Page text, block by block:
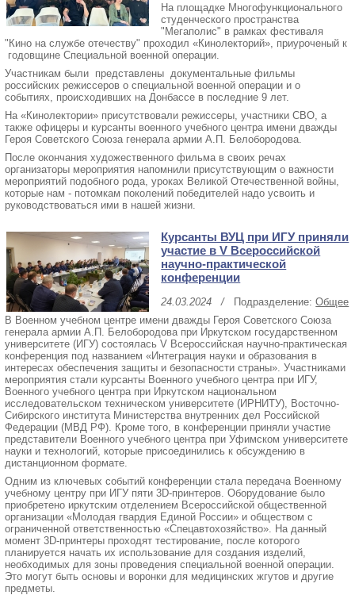
На площадке Многофункционального
студенческого пространства
"Мегаполис" в рамках фестиваля
"Кино на службе отечеству" проходил «Кинолекторий», приуроченый к
годовщине Специальной военной операции.
Участникам были представлены документальные фильмы
российских режиссеров о специальной военной операции и о
событиях, происходивших на Донбассе в последние 9 лет.
На «Кинолектории» присутствовали режиссеры, участники СВО, а
также офицеры и курсанты военного учебного центра имени дважды
Героя Советского Союза генерала армии А.П. Белобородова.
После окончания художественного фильма в своих речах
организаторы мероприятия напомнили присутствующим о важности
мероприятий подобного рода, уроках Великой Отечественной войны,
которые нам - потомкам поколений победителей надо усвоить и
руководствоваться ими в нашей жизни.
Курсанты ВУЦ при ИГУ приняли
участие в V Всероссийской
научно-практической
конференции
24.03.2024 /Подразделение:Общее
В Военном учебном центре имени дважды Героя Советского Союза
генерала армии А.П. Белобородова при Иркутском государственном
университете (ИГУ) состоялась V Всероссийская научно-практическая
конференция под названием «Интеграция науки и образования в
интересах обеспечения защиты и безопасности страны». Участниками
мероприятия стали курсанты Военного учебного центра при ИГУ,
Военного учебного центра при Иркутском национальном
исследовательском техническом университете (ИРНИТУ), Восточно-
Сибирского института Министерства внутренних дел Российской
Федерации (МВД РФ). Кроме того, в конференции приняли участие
представители Военного учебного центра при Уфимском университете
науки и технологий, которые присоединились к обсуждению в
дистанционном формате.
Одним из ключевых событий конференции стала передача Военному
учебному центру при ИГУ пяти 3D-принтеров. Оборудование было
приобретено иркутским отделением Всероссийской общественной
организации «Молодая гвардия Единой России» и обществом с
ограниченной ответственностью «Спецавтохозяйство». На данный
момент 3D-принтеры проходят тестирование, после которого
планируется начать их использование для создания изделий,
необходимых для зоны проведения специальной военной операции.
Это могут быть основы и воронки для медицинских жгутов и другие
предметы.